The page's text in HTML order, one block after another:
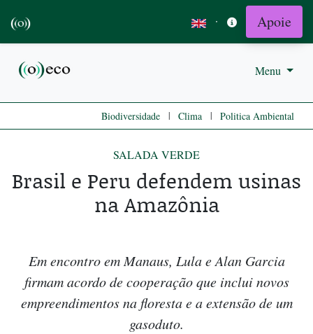
· Apoie
Menu
Biodiversidade | Clima | Politica Ambiental
SALADA VERDE
Brasil e Peru defendem usinas
na Amazônia
Em encontro em Manaus, Lula e Alan Garcia
firmam acordo de cooperação que inclui novos
empreendimentos na floresta e a extensão de um
gasoduto.